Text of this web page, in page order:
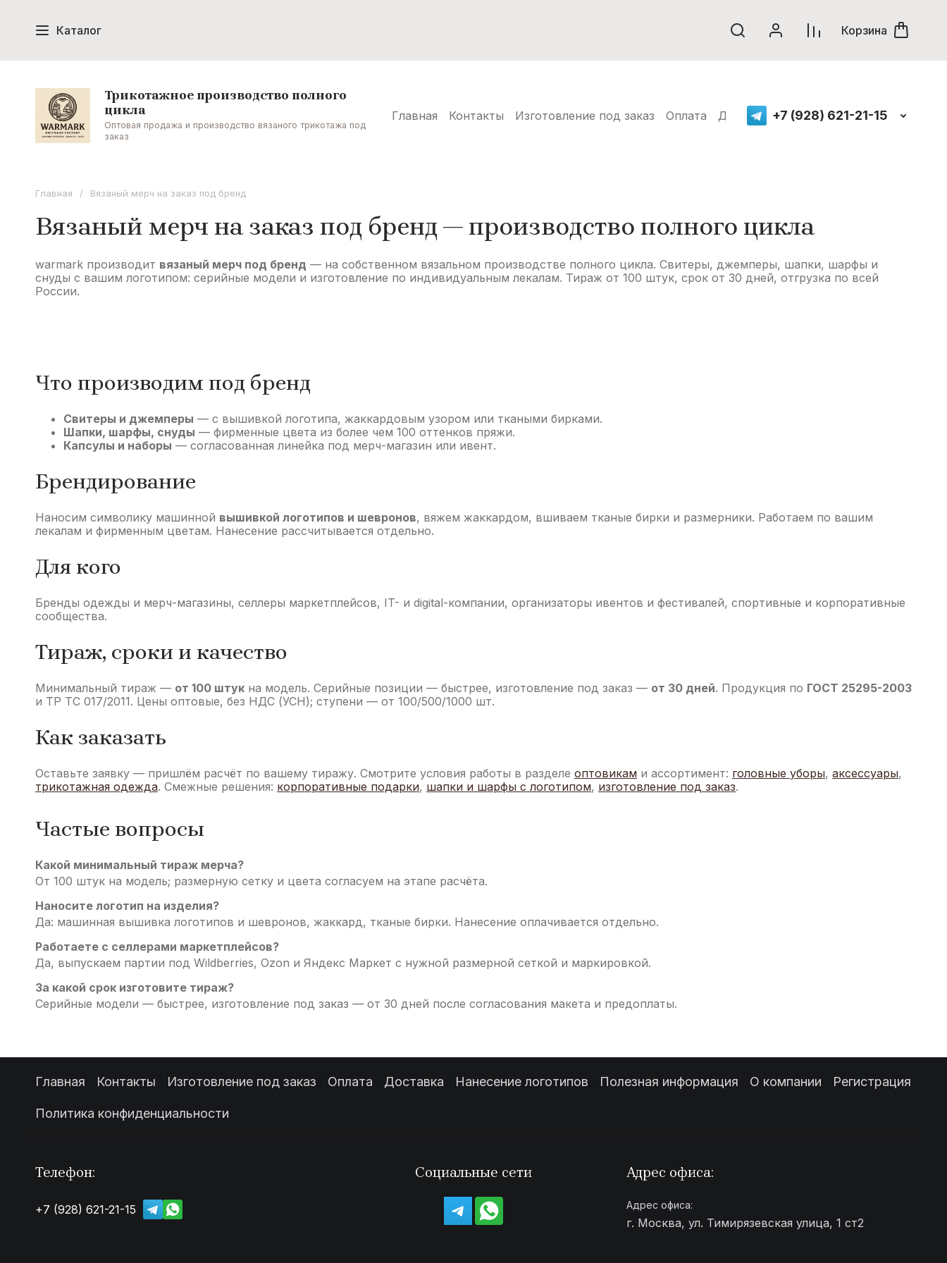
Каталог
Атрибутика для фанатов, подарочная и сувенирная продукция
Женская трикотажная одежда оптом Головные уборы вязаные оптом
Шарфы и фанатская атрибутика оптом Форма для школ и кадетских корпусов
Форма для МЧС и спасательных служб
Фанатские и сувенирные шарфы Фанатские шапки Вязаные платья оптом и на заказ
Форменные жилеты с логотипом Оптовикам Вязаный мерч на заказ под бренд
Корзина
Трикотажное производство полного
цикла
Оптовая продажа и производство вязаного трикотажа под
заказ
Главная Контакты Изготовление под заказ Оплата Доставка Нанесение логотипов
+7 (928) 621-21-15
Главная / Вязаный мерч на заказ под бренд
Вязаный мерч на заказ под бренд — производство полного цикла
warmark производит вязаный мерч под бренд — на собственном вязальном производстве полного цикла. Свитеры, джемперы, шапки, шарфы и
снуды с вашим логотипом: серийные модели и изготовление по индивидуальным лекалам. Тираж от 100 штук, срок от 30 дней, отгрузка по всей
России.
Что производим под бренд
Свитеры и джемперы — с вышивкой логотипа, жаккардовым узором или ткаными бирками.
Шапки, шарфы, снуды — фирменные цвета из более чем 100 оттенков пряжи.
Капсулы и наборы — согласованная линейка под мерч-магазин или ивент.
Брендирование
Наносим символику машинной вышивкой логотипов и шевронов, вяжем жаккардом, вшиваем тканые бирки и размерники. Работаем по вашим
лекалам и фирменным цветам. Нанесение рассчитывается отдельно.
Для кого
Бренды одежды и мерч-магазины, селлеры маркетплейсов, IT- и digital-компании, организаторы ивентов и фестивалей, спортивные и корпоративные
сообщества.
Тираж, сроки и качество
Минимальный тираж — от 100 штук на модель. Серийные позиции — быстрее, изготовление под заказ — от 30 дней. Продукция по ГОСТ 25295-2003
и ТР ТС 017/2011. Цены оптовые, без НДС (УСН); ступени — от 100/500/1000 шт.
Как заказать
Оставьте заявку — пришлём расчёт по вашему тиражу. Смотрите условия работы в разделе оптовикам и ассортимент: головные уборы, аксессуары,
трикотажная одежда. Смежные решения: корпоративные подарки, шапки и шарфы с логотипом, изготовление под заказ.
Частые вопросы
Какой минимальный тираж мерча?
От 100 штук на модель; размерную сетку и цвета согласуем на этапе расчёта.
Наносите логотип на изделия?
Да: машинная вышивка логотипов и шевронов, жаккард, тканые бирки. Нанесение оплачивается отдельно.
Работаете с селлерами маркетплейсов?
Да, выпускаем партии под Wildberries, Ozon и Яндекс Маркет с нужной размерной сеткой и маркировкой.
За какой срок изготовите тираж?
Серийные модели — быстрее, изготовление под заказ — от 30 дней после согласования макета и предоплаты.
Главная Контакты Изготовление под заказ Оплата Доставка Нанесение логотипов Полезная информация О компании Регистрация
Политика конфиденциальности
Телефон:
+7 (928) 621-21-15
Социальные сети Адрес офиса:
Адрес офиса:
г. Москва, ул. Тимирязевская улица, 1 ст2